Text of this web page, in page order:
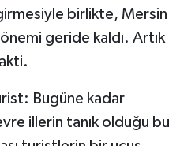
birlikte, Mersin
geride kaldı. Artık
Bugüne kadar
illerin tanık olduğu bu